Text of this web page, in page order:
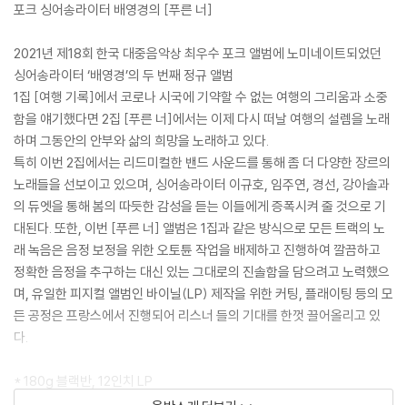
포크 싱어송라이터 배영경의 [푸른 너]
2021년 제18회 한국 대중음악상 최우수 포크 앨범에 노미네이트되었던
싱어송라이터 ‘배영경’의 두 번째 정규 앨범
1집 [여행 기록]에서 코로나 시국에 기약할 수 없는 여행의 그리움과 소중
함을 얘기했다면 2집 [푸른 너]에서는 이제 다시 떠날 여행의 설렘을 노래
하며 그동안의 안부와 삶의 희망을 노래하고 있다.
특히 이번 2집에서는 리드미컬한 밴드 사운드를 통해 좀 더 다양한 장르의
노래들을 선보이고 있으며, 싱어송라이터 이규호, 임주연, 경선, 강아솔과
의 듀엣을 통해 봄의 따듯한 감성을 듣는 이들에게 증폭시켜 줄 것으로 기
대된다. 또한, 이번 [푸른 너] 앨범은 1집과 같은 방식으로 모든 트랙의 노
래 녹음은 음정 보정을 위한 오토튠 작업을 배제하고 진행하여 깔끔하고
정확한 음정을 추구하는 대신 있는 그대로의 진솔함을 담으려고 노력했으
며, 유일한 피지컬 앨범인 바이닐(LP) 제작을 위한 커팅, 플래이팅 등의 모
든 공정은 프랑스에서 진행되어 리스너 들의 기대를 한껏 끌어올리고 있
다.
* 180g 블랙반, 12인치 LP